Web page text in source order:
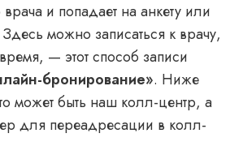
и попадает на анкету или
Здесь можно записаться к врачу,
— этот способ записи
бронирование». Ниже
может быть наш колл-центр, а
для переадресации в колл-